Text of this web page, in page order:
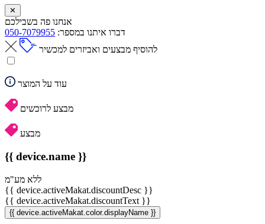
✕
אנחנו פה בשבילכם
דברו איתנו במספר: 050-7079955
להוסיף מבצעים ואביזרים למכשיר
עוד על המוצר
מבצע לרוכשים
מבצע
{{ device.name }}
ללא מע"מ
{{ device.activeMakat.discountDesc }}
{{ device.activeMakat.discountText }}
{{ device.activeMakat.color.displayName }}